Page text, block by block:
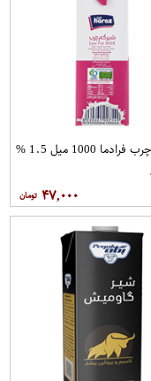
شیر کم چرب فرادما 1000 میل 1.5 %
۴۷,۰۰۰